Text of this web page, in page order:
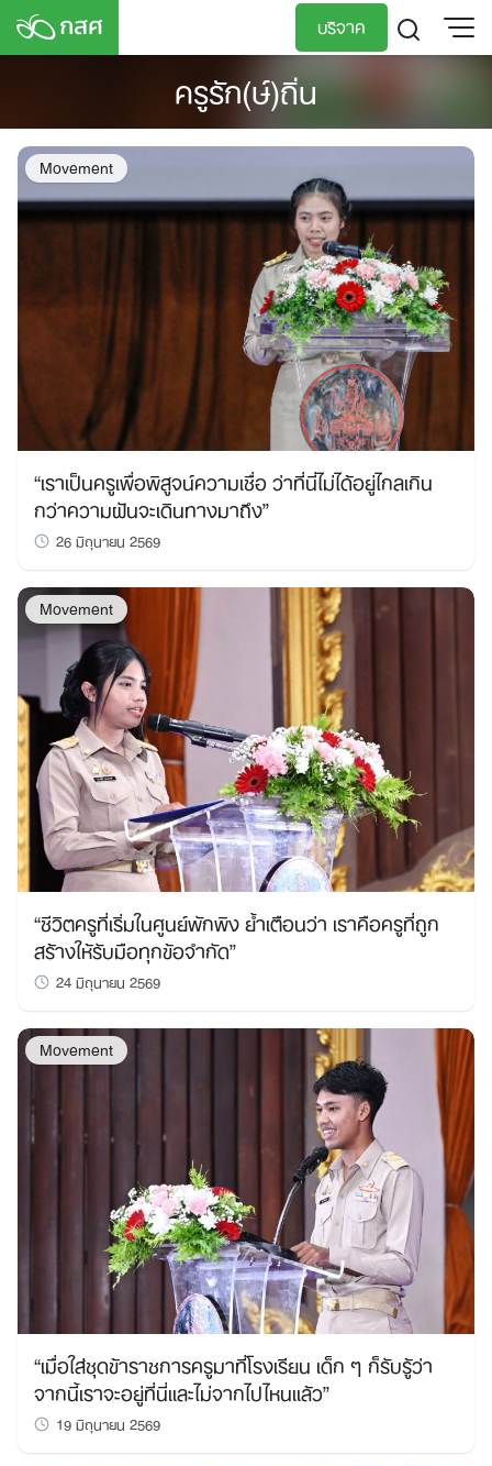
Skip
บริจาค
ครูรัก(ษ์)ถิ่น
Movement
“เราเป็นครูเพื่อพิสูจน์ความเชื่อ ว่าที่นี่ไม่ได้อยู่ไกลเกิน
กว่าความฝันจะเดินทางมาถึง”
26 มิถุนายน 2569
Movement
“ชีวิตครูที่เริ่มในศูนย์พักพิง ย้ำเตือนว่า เราคือครูที่ถูก
สร้างให้รับมือทุกข้อจำกัด”
24 มิถุนายน 2569
Movement
“เมื่อใส่ชุดข้าราชการครูมาที่โรงเรียน เด็ก ๆ ก็รับรู้ว่า
จากนี้เราจะอยู่ที่นี่และไม่จากไปไหนแล้ว”
19 มิถุนายน 2569